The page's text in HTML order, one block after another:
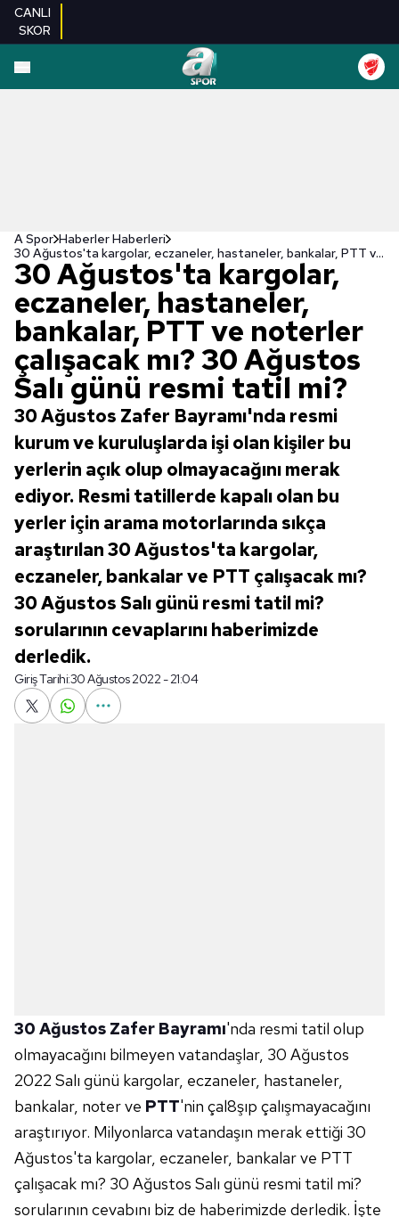
CANLI
SKOR
A Spor Haberler Haberleri
30 Ağustos'ta kargolar, eczaneler, hastaneler, bankalar, PTT ve noterler çalışacak mı? 30 Ağustos Salı günü resmi tatil mi?
30 Ağustos'ta kargolar,
eczaneler, hastaneler,
bankalar, PTT ve noterler
çalışacak mı? 30 Ağustos
Salı günü resmi tatil mi?
30 Ağustos Zafer Bayramı'nda resmi
kurum ve kuruluşlarda işi olan kişiler bu
yerlerin açık olup olmayacağını merak
ediyor. Resmi tatillerde kapalı olan bu
yerler için arama motorlarında sıkça
araştırılan 30 Ağustos'ta kargolar,
eczaneler, bankalar ve PTT çalışacak mı?
30 Ağustos Salı günü resmi tatil mi?
sorularının cevaplarını haberimizde
derledik.
Giriş Tarihi:30 Ağustos 2022 - 21:04
30 Ağustos Zafer Bayramı'nda resmi tatil olup
olmayacağını bilmeyen vatandaşlar, 30 Ağustos
2022 Salı günü kargolar, eczaneler, hastaneler,
bankalar, noter ve PTT'nin çal8şıp çalışmayacağını
araştırıyor. Milyonlarca vatandaşın merak ettiği 30
Ağustos'ta kargolar, eczaneler, bankalar ve PTT
çalışacak mı? 30 Ağustos Salı günü resmi tatil mi?
sorularının cevabını biz de haberimizde derledik. İşte